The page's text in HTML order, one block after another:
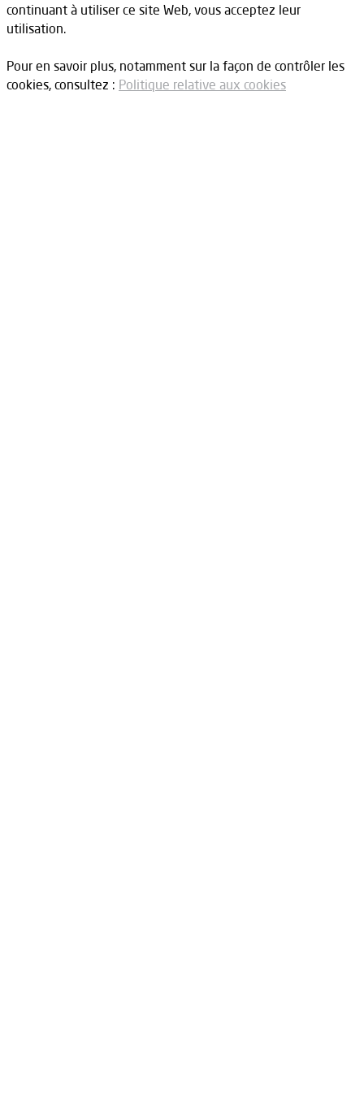
continuant à utiliser ce site Web, vous acceptez leur
utilisation.
Pour en savoir plus, notamment sur la façon de contrôler les
cookies, consultez : Politique relative aux cookies